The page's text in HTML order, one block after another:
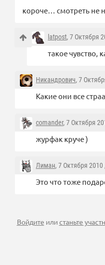
короче… смотреть не
latpost, 7 Октября
такое чувство,
Никандрович, 7
Какие они все
comander, 7 Октября
журфак круче )
Лиман, 7 Октября 2010 ,
Это что тоже
Войдите илистаньте